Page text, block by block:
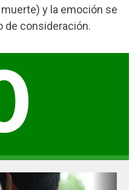
y la emoción se
de consideración.